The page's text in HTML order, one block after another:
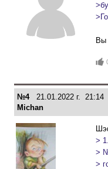
Вы
№421.01.2022 г. 21:14
Michan
>
>
>